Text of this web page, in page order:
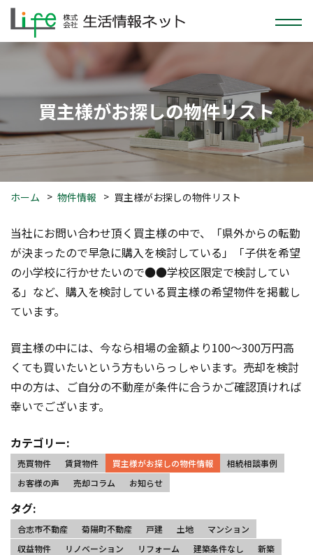
買主様がお探しの物件リスト
ホーム 物件情報 買主様がお探しの物件リスト
当社にお問い合わせ頂く買主様の中で、「県外からの転勤
が決まったので早急に購入を検討している」「子供を希望
の小学校に行かせたいので●●学校区限定で検討してい
る」など、購入を検討している買主様の希望物件を掲載し
ています。
買主様の中には、今なら相場の金額より100～300万円高
くても買いたいという方もいらっしゃいます。売却を検討
中の方は、ご自分の不動産が条件に合うかご確認頂ければ
幸いでございます。
カテゴリー:
売買物件 賃貸物件 買主様がお探しの物件情報
相続相談事例
お客様の声
売却コラム お知らせ
タグ:
合志市不動産 菊陽町不動産 戸建 土地
マンション
収益物件
リノベーション リフォーム 建築条件なし
新築